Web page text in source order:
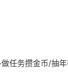
任务攒金币/抽